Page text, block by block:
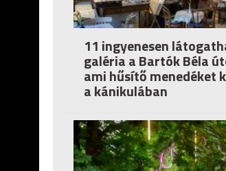
11 ingyenesen
galéria a Bartók Béla
ami hűsítő menedéket
a kánikulában